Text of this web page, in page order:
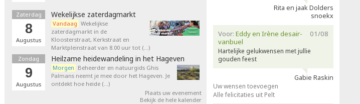
Zaterdag
8
Augustus
Wekelijkse zaterdagmarkt
Vandaag Wekelijkse
zaterdagmarkt in de
Kloosterstraat, Kerkstraat en
Marktpleinstraat van 8.00 uur tot (…)
Zondag
9
Augustus
Heilzame heidewandeling in het Hageven
Morgen Beheerder en natuurgids Ghis
Palmans neemt je mee door het Hageven. Je
ontdekt hoe heide (…)
Plaats uw evenement
Bekijk de hele kalender
Rita en jaak Dolders
snoekx
01/08
Voor: Eddy en Irène desair-
vanbuel
Hartelijke gelukwensen met jullie
gouden feest
Gabie Raskin
Uw wensen toevoegen
Alle felicitaties uit Pelt